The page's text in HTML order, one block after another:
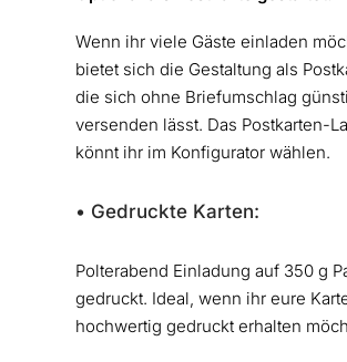
Wenn ihr viele Gäste einladen
bietet sich die Gestaltung als
die sich ohne Briefumschlag
versenden lässt. Das Postkarten-
könnt ihr im Konfigurator wählen.
• Gedruckte Karten:
Polterabend Einladung auf 350 g
gedruckt. Ideal, wenn ihr eure
hochwertig gedruckt erhalten